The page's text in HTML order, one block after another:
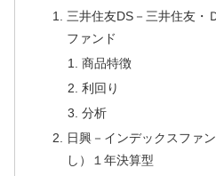
三井住友DS－三井住友・
ファンド
商品特徴
利回り
分析
日興－インデックスファ
し）１年決算型